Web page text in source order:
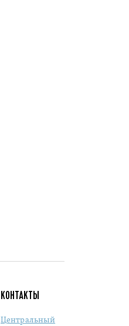
КОНТАКТЫ
Центральный